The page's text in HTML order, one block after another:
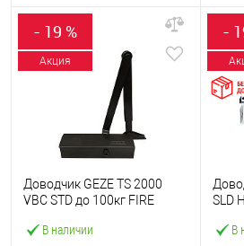
- 19 %
Акция
В наличии
Доводчик GEZE TS 2000
VBC STD до 100кг FIRE
-
В
SLD